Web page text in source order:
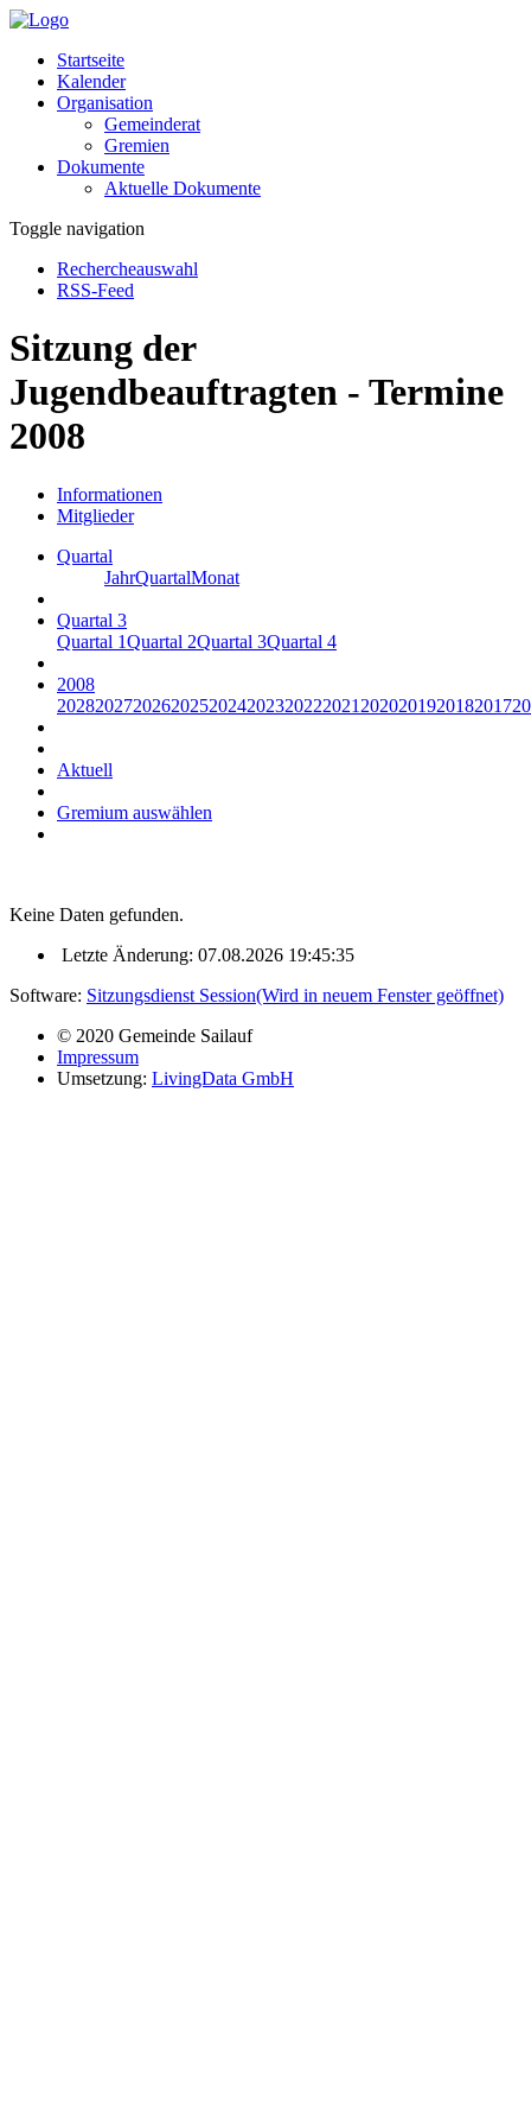
Startseite
Kalender
Organisation
Gemeinderat
Gremien
Dokumente
Aktuelle Dokumente
Toggle navigation
Rechercheauswahl
RSS-Feed
Sitzung der
Jugendbeauftragten - Termine
2008
Informationen
Mitglieder
Quartal
JahrQuartalMonat
Quartal 3
Quartal 1Quartal 2Quartal 3Quartal 4
2008
20282027202620252024202320222021 2020201920182017
Aktuell
Gremium auswählen
Keine Daten gefunden.
Letzte Änderung: 07.08.2026 19:45:35
Software: Sitzungsdienst Session(Wird in neuem Fenster geöffnet)
© 2020 Gemeinde Sailauf
Impressum
Umsetzung: LivingData GmbH